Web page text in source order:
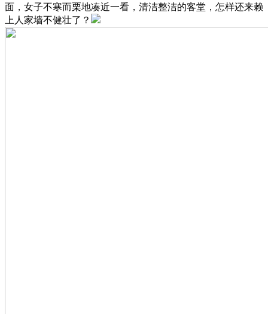
面，女子不寒而栗地凑近一看，清洁整洁的客堂，怎样还来赖
上人家墙不健壮了？